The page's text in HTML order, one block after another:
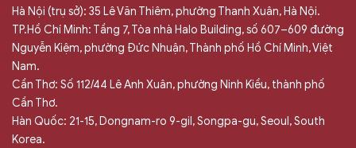
Hà Nội (trụ sở): 35 Lê Văn Thiêm, phường Thanh Xuân, Hà Nội.
TP.Hồ Chí Minh: Tầng 7, Tòa nhà Halo Building, số 607–609 đường
Nguyễn Kiệm, phường Đức Nhuận, Thành phố Hồ Chí Minh, Việt
Nam.
Cần Thơ: Số 112/44 Lê Anh Xuân, phường Ninh Kiều, thành phố
Cần Thơ.
Hàn Quốc: 21-15, Dongnam-ro 9-gil, Songpa-gu, Seoul, South
Korea.